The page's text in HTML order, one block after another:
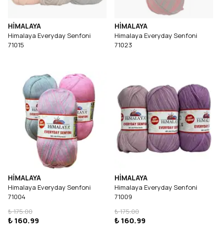
HİMALAYA
Himalaya Everyday Senfoni
71015
HİMALAYA
Himalaya Everyday Senfoni
71023
HİMALAYA
Himalaya Everyday Senfoni
71004
₺ 175.00
₺ 160.99
HİMALAYA
Himalaya Everyday Senfoni
71009
₺ 175.00
₺ 160.99